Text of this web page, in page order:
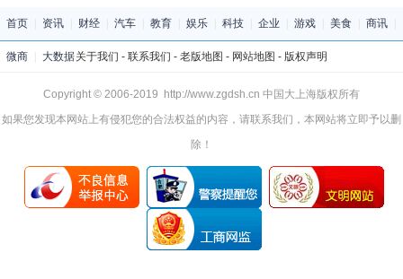
首页 资讯 财经 汽车 教育 娱乐 科技 企业 游戏 美食 商讯
微商 大数据关于我们 - 联系我们 - 老版地图 - 网站地图 - 版权声明
Copyright © 2006-2019 http://www.zgdsh.cn 中国大上海版权所有
如果您发现本网站上有侵犯您的合法权益的内容，请联系我们，本网站将立即予以删
除！